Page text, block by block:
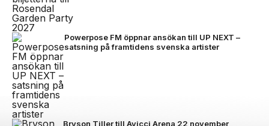
Powerpose FM öppnar ansökan till UP NEXT –
satsning på framtidens svenska artister
Bryson Tiller till Avicci Arena 22 november